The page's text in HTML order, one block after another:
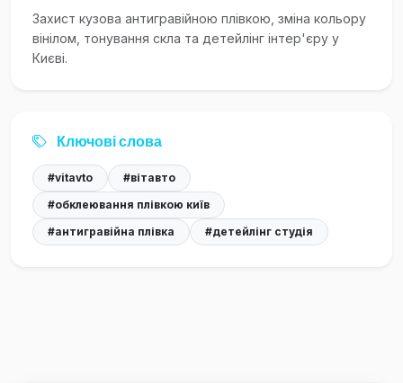
Захист кузова антигравійною плівкою, зміна кольору
вінілом, тонування скла та детейлінг інтер'єру у
Києві.
Ключові слова
#vitavto
#вітавто
#обклеювання плівкою київ
#антигравійна плівка
#детейлінг студія